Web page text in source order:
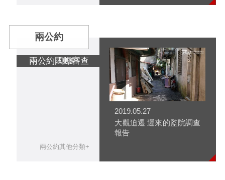
兩公約
兩公約國際審查
更多+
兩公約其他分類+
2019.05.27
大觀迫遷 遲來的監院調查
報告